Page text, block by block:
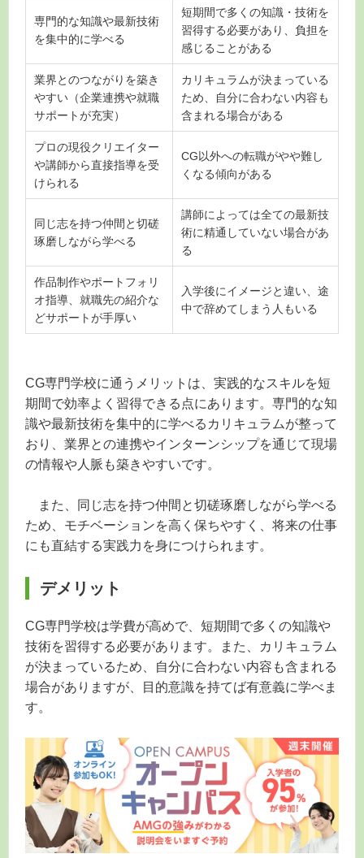
専門的な知識や最新技術
を集中的に学べる
短期間で多くの知識・技術を
習得する必要があり、負担を
感じることがある
業界とのつながりを築き
やすい（企業連携や就職
サポートが充実）
カリキュラムが決まっている
ため、自分に合わない内容も
含まれる場合がある
プロの現役クリエイター
や講師から直接指導を受
けられる
CG以外への転職がやや難し
くなる傾向がある
同じ志を持つ仲間と切磋
琢磨しながら学べる
講師によっては全ての最新技
術に精通していない場合があ
る
作品制作やポートフォリ
オ指導、就職先の紹介な
どサポートが手厚い
入学後にイメージと違い、途
中で辞めてしまう人もいる
CG専門学校に通うメリットは、実践的なスキルを短
期間で効率よく習得できる点にあります。専門的な知
識や最新技術を集中的に学べるカリキュラムが整って
おり、業界との連携やインターンシップを通じて現場
の情報や人脈も築きやすいです。
また、同じ志を持つ仲間と切磋琢磨しながら学べる
ため、モチベーションを高く保ちやすく、将来の仕事
にも直結する実践力を身につけられます。
デメリット
CG専門学校は学費が高めで、短期間で多くの知識や
技術を習得する必要があります。また、カリキュラム
が決まっているため、自分に合わない内容も含まれる
場合がありますが、目的意識を持てば有意義に学べま
す。